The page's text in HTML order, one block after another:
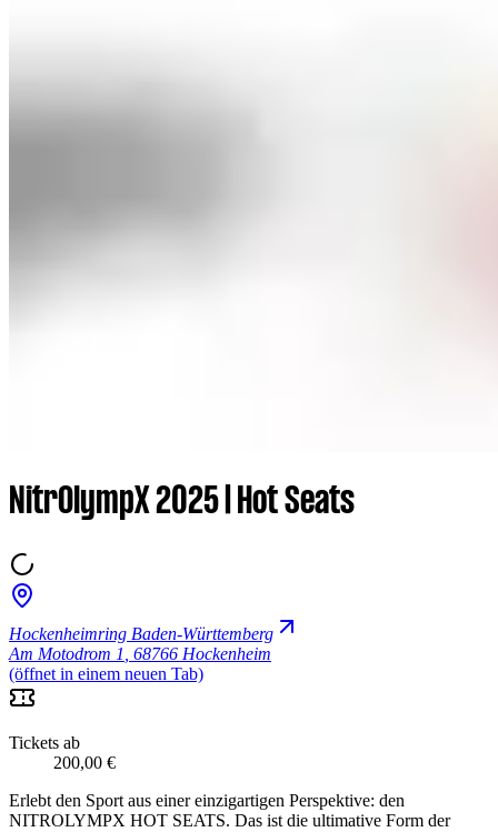
NitrOlympX 2025 | Hot Seats
Hockenheimring Baden-Württemberg
Am Motodrom 1 68766 Hockenheim
(öffnet in einem neuen Tab)
Tickets ab
200,00 €
Erlebt den Sport aus einer einzigartigen Perspektive: den
NITROLYMPX HOT SEATS. Das ist die ultimative Form der